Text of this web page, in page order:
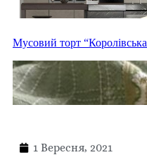
1 Вересня, 2021